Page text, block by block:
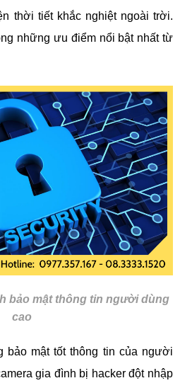
thời tiết khắc nghiệt ngoài trời.
những ưu điểm nổi bật nhất từ
bảo mật thông tin người dùng
cao
bảo mật tốt thông tin của người
gia đình bị hacker đột nhập